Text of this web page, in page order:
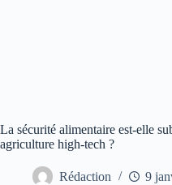
La sécurité alimentaire est-elle
agriculture high-tech ?
Rédaction 9